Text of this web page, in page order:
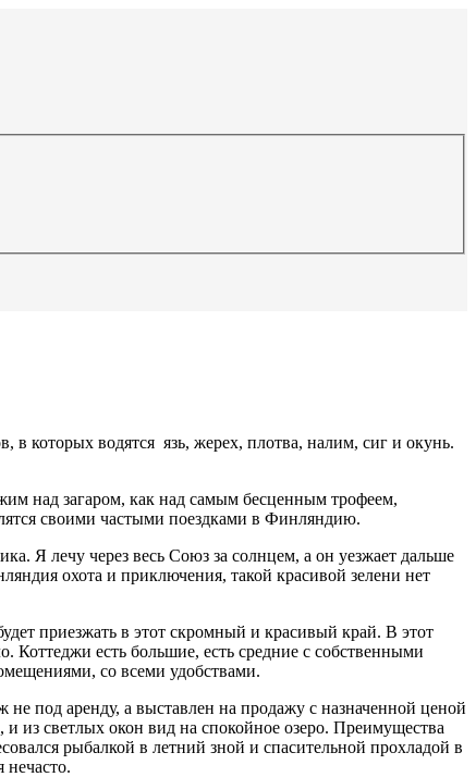
которых водятся язь, жерех, плотва, налим, сиг и окунь.
над загаром, как над самым бесценным трофеем,
своими частыми поездками в Финляндию.
Я лечу через весь Союз за солнцем, а он уезжает дальше
охота и приключения, такой красивой зелени нет
приезжать в этот скромный и красивый край. В этот
Коттеджи есть большие, есть средние с собственными
со всеми удобствами.
под аренду, а выставлен на продажу с назначенной ценой
из светлых окон вид на спокойное озеро. Преимущества
рыбалкой в летний зной и спасительной прохладой в